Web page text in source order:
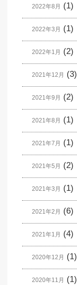
2022年8月 (1)
2022年3月 (1)
2022年1月 (2)
2021年12月 (3)
2021年9月 (2)
2021年8月 (1)
2021年7月 (1)
2021年5月 (2)
2021年3月 (1)
2021年2月 (6)
2021年1月 (4)
2020年12月 (1)
2020年11月 (1)